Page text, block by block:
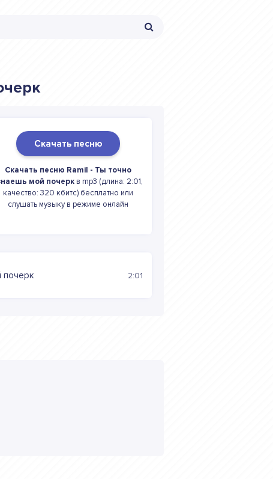
Скачать песню
Скачать песню Ramil - Ты точно
мой почерк в mp3 (длина: 2:01,
качество: 320 кбитс) бесплатно или
слушать музыку в режиме онлайн
почерк 2:01